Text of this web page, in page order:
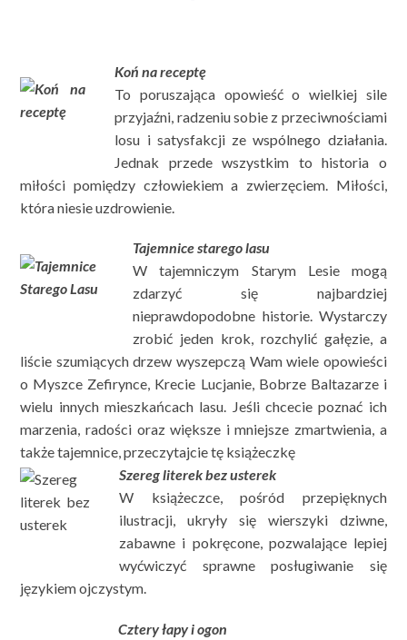
Koń na receptę
To poruszająca opowieść o wielkiej sile
przyjaźni, radzeniu sobie z przeciwnościami
losu i satysfakcji ze wspólnego działania.
Jednak przede wszystkim to historia o
miłości pomiędzy człowiekiem a zwierzęciem. Miłości,
która niesie uzdrowienie.
Tajemnice starego lasu
W tajemniczym Starym Lesie mogą
zdarzyć się najbardziej
nieprawdopodobne historie. Wystarczy
zrobić jeden krok, rozchylić gałęzie, a
liście szumiących drzew wyszepczą Wam wiele opowieści
o Myszce Zefirynce, Krecie Lucjanie, Bobrze Baltazarze i
wielu innych mieszkańcach lasu. Jeśli chcecie poznać ich
marzenia, radości oraz większe i mniejsze zmartwienia, a
także tajemnice, przeczytajcie tę książeczkę
Szereg literek bez usterek
W książeczce, pośród przepięknych
ilustracji, ukryły się wierszyki dziwne,
zabawne i pokręcone, pozwalające lepiej
wyćwiczyć sprawne posługiwanie się
językiem ojczystym.
Cztery łapy i ogon